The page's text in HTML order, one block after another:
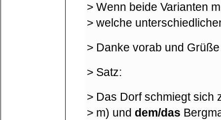
> Wenn beide Varianten
> welche
> Danke vorab und
> Satz:
> Das Dorf schmiegt sich
> m) und dem/das